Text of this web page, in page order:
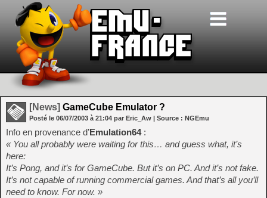
[News] GameCube Emulator ?
Posté le 06/07/2003 à 21:04 par Eric_Aw | Source : NGEmu
Info en provenance d’Emulation64:
« You all probably were waiting for this… and guess what, it’s
here:
It’s Pong, and it’s for GameCube. But it’s on PC. And it’s not fake.
It’s not capable of running commercial games. And that’s all you’ll
need to know. For now. »